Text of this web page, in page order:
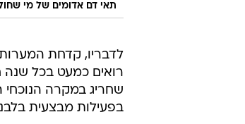
תאי דם אדומים של מי
לדבריו, קדחת
רואים כמעט בכל שנה
שחריג במקרה הנוכחי
בפעילות מבצעית